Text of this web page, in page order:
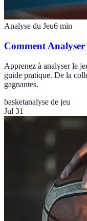
Analyse du Jeu6 min
Comment
Apprenez à analyser le
guide pratique. De la
gagnantes.
basketanalyse de jeu
Jul 31